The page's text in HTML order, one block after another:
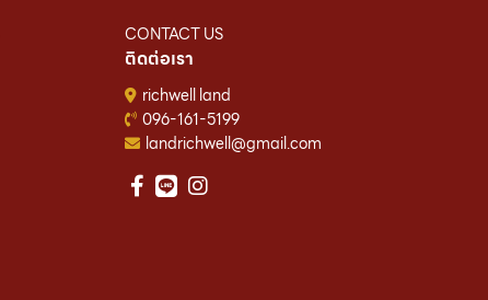
CONTACT US
ติดต่อเรา
richwell land
096-161-5199
landrichwell@gmail.com